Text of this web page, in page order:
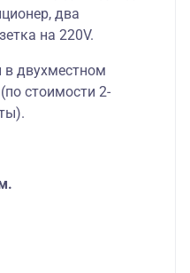
два
на 220V.
двухместном
стоимости 2-